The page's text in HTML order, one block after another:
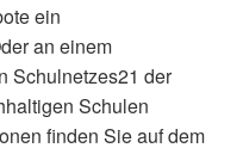
ein
an einem
Schulnetzes21 der
Schulen
finden Sie auf dem